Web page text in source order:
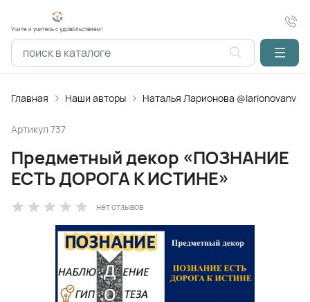
Учите и учитесь с удовольствием!
Главная Наши авторы Наталья Ларионова @larionovanv
Артикул 737
Предметный декор «ПОЗНАНИЕ
ЕСТЬ ДОРОГА К ИСТИНЕ»
нет отзывов